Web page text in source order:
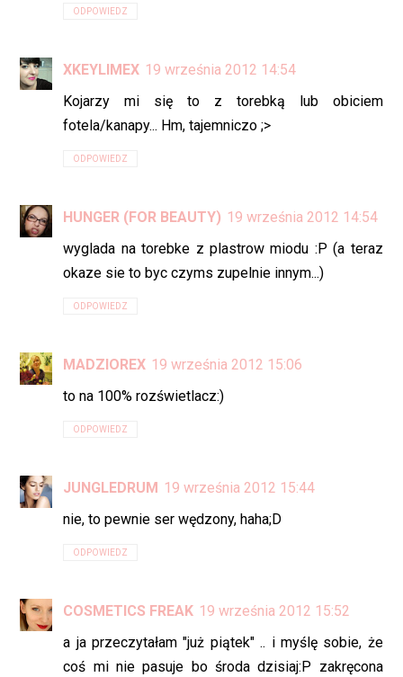
ODPOWIEDZ
XKEYLIMEX 19 września 2012 14:54
Kojarzy mi się to z torebką lub obiciem
fotela/kanapy... Hm, tajemniczo ;>
ODPOWIEDZ
HUNGER (FOR BEAUTY) 19 września 2012 14:54
wyglada na torebke z plastrow miodu :P (a teraz
okaze sie to byc czyms zupelnie innym...)
ODPOWIEDZ
MADZIOREX 19 września 2012 15:06
to na 100% rozświetlacz:)
ODPOWIEDZ
JUNGLEDRUM 19 września 2012 15:44
nie, to pewnie ser wędzony, haha;D
ODPOWIEDZ
COSMETICS FREAK 19 września 2012 15:52
a ja przeczytałam "już piątek" .. i myślę sobie, że
coś mi nie pasuje bo środa dzisiaj:P zakręcona